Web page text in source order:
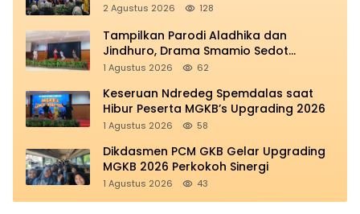
2 Agustus 2026 128
Tampilkan Parodi Aladhika dan
Jindhuro, Drama Smamio Sedot
Perhatian di MGKB Upgrading 2026
1 Agustus 2026 62
Keseruan Ndredeg Spemdalas saat
Hibur Peserta MGKB’s Upgrading 2026
1 Agustus 2026 58
Dikdasmen PCM GKB Gelar Upgrading
MGKB 2026 Perkokoh Sinergi
1 Agustus 2026 43